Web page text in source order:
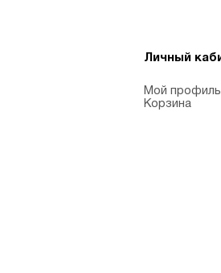
Личный
Мой профиль
Корзина